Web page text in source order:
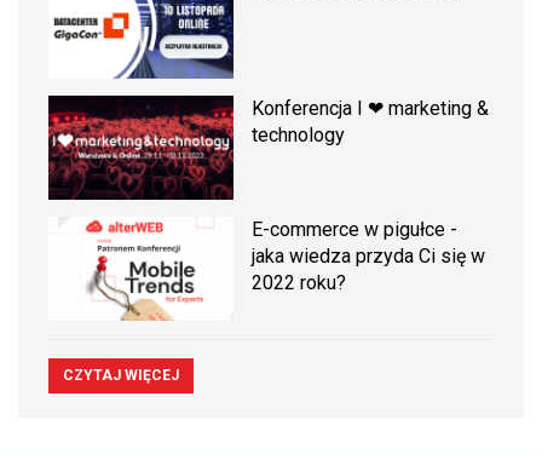
Konferencja I ❤ marketing &
technology
E-commerce w pigułce -
jaka wiedza przyda Ci się w
2022 roku?
CZYTAJ WIĘCEJ